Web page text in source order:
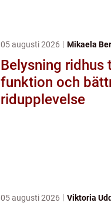
05 augusti 2026 Mikaela
Belysning ridhus trygghet,
funktion och
ridupplevelse
05 augusti 2026 Viktoria